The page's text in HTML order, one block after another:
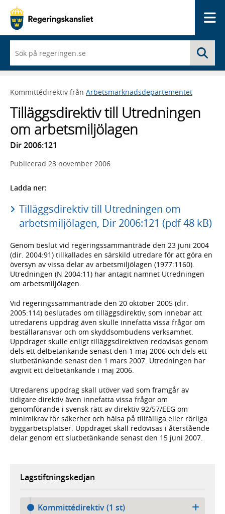
du
börjar
skriva
framträder
lista
med
sökförslag
Kommittédirektiv från Arbetsmarknadsdepartementet
Tilläggsdirektiv till Utredningen
om arbetsmiljölagen
Dir 2006:121
Publicerad 23 november 2006
Ladda ner:
Tilläggsdirektiv till Utredningen om
arbetsmiljölagen, Dir 2006:121 (pdf 48 kB)
Genom beslut vid regeringssammanträde den 23 juni 2004
(dir. 2004:91) tillkallades en särskild utredare för att göra en
översyn av vissa delar av arbetsmiljölagen (1977:1160).
Utredningen (N 2004:11) har antagit namnet Utredningen
om arbetsmiljölagen.
Vid regeringssammanträde den 20 oktober 2005 (dir.
2005:114) beslutades om tilläggsdirektiv, som innebar att
utredarens uppdrag även skulle innefatta vissa frågor om
beställaransvar och om skyddsombudens verksamhet.
Uppdraget skulle enligt tilläggsdirektiven redovisas genom
dels ett delbetänkande senast den 1 maj 2006 och dels ett
slutbetänkande senast den 1 mars 2007. Utredningen har
avgivit ett delbetänkande i maj 2006.
Utredarens uppdrag skall utöver vad som framgår av
tidigare direktiv även innefatta vissa frågor om
genomförande i svensk rätt av direktiv 92/57/EEG om
minimikrav för säkerhet och hälsa på tillfälliga eller rörliga
byggarbetsplatser. Uppdraget skall redovisas i återstående
delar genom ett slutbetänkande senast den 15 juni 2007.
Lagstiftningskedjan
Kommittédirektiv (1 st)